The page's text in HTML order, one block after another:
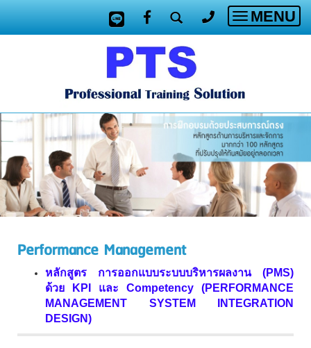
Toggle
MENU
Performance Management
หลักสูตร การออกแบบระบบบริหารผลงาน (PMS)
ด้วย KPI และ Competency (PERFORMANCE
MANAGEMENT SYSTEM INTEGRATION
DESIGN)